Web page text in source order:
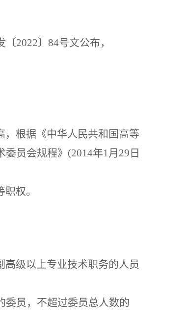
〔2022〕84号文公布，
，根据《中华人民共和国高等
员会规程》(2014年1月29日
权。
级以上专业技术职务的人员
委员，不超过委员总人数的